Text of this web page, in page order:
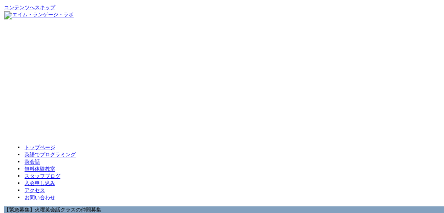
コンテンツへスキップ
トップページ
英語でプログラミング
英会話
無料体験教室
スタッフブログ
入会申し込み
アクセス
お問い合わせ
【緊急募集】火曜英会話クラスの仲間募集